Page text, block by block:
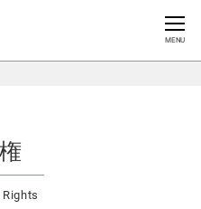
CLOSE
MENU
Rights
せ